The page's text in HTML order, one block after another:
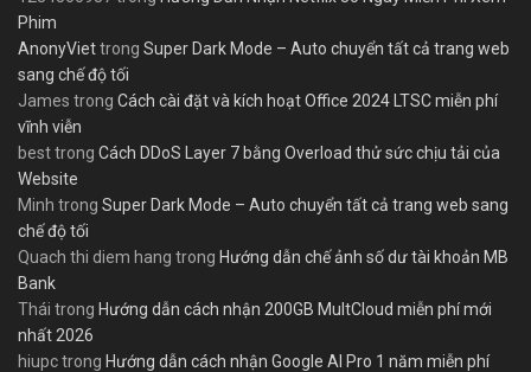
Phim
AnonyViettrong Super Dark Mode – Auto chuyển tất cả trang web
sang chế độ tối
James trong Cách cài đặt và kích hoạt Office 2024 LTSC miễn phí
vĩnh viễn
besttrong Cách DDoS Layer 7 bằng Overload thử sức chịu tải của
Website
Minh trong Super Dark Mode – Auto chuyển tất cả trang web sang
chế độ tối
Quach thi diem hang trong Hướng dẫn chế ảnh số dư tài khoản MB
Bank
Thái trong Hướng dẫn cách nhận 200GB MultCloud miễn phí mới
nhất 2026
hiupctrong Hướng dẫn cách nhận Google AI Pro 1 năm miễn phí